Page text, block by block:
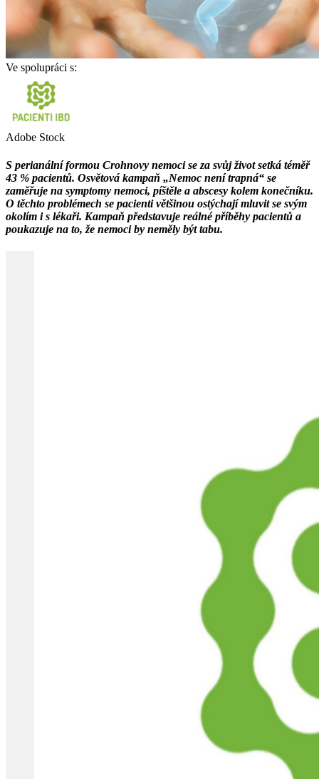
Ve spolupráci s:
Adobe Stock
S perianální formou Crohnovy nemoci se za svůj život setká téměř
43 % pacientů. Osvětová kampaň „Nemoc není trapná“ se
zaměřuje na symptomy nemoci, píštěle a abscesy kolem konečníku.
O těchto problémech se pacienti většinou ostýchají mluvit se svým
okolím i s lékaři. Kampaň představuje reálné příběhy pacientů a
poukazuje na to, že nemoci by neměly být tabu.